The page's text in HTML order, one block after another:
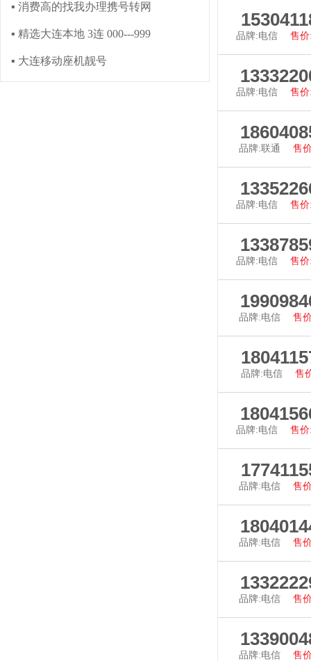
品牌:电信 售价
品牌:电信 售价
品牌:联通 售
品牌:电信 售价
品牌:电信 售价
品牌:电信 售
品牌:电信 售
品牌:电信 售价
品牌:电信 售
品牌:电信 售
品牌:电信 售
品牌:电信 售
▪ 消费高的找我办理携号转网
▪ 精选大连本地 3连 000---999
▪ 大连移动座机靓号